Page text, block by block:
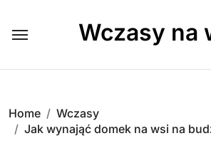
content
Wczasy na
Home
Wczasy
Jak wynająć domek na wsi na